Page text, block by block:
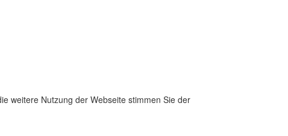
weitere Nutzung der Webseite stimmen Sie der